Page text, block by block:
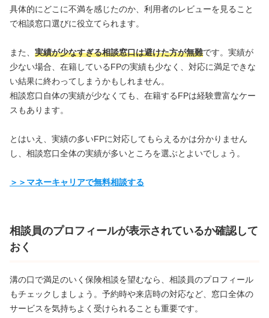
具体的にどこに不満を感じたのか、利用者のレビューを見ること
で相談窓口選びに役立てられます。
また、 実績が少なすぎる相談窓口は避けた方が無難です。実績が
少ない場合、在籍しているFPの実績も少なく、対応に満足できな
い結果に終わってしまうかもしれません。
相談窓口自体の実績が少なくても、在籍するFPは経験豊富なケー
スもあります。
とはいえ、実績の多いFPに対応してもらえるかは分かりません
し、相談窓口全体の実績が多いところを選ぶとよいでしょう。
＞＞マネーキャリアで無料相談する
相談員のプロフィールが表示されているか確認して
おく
溝の口で満足のいく保険相談を望むなら、相談員のプロフィール
もチェックしましょう。予約時や来店時の対応など、窓口全体の
サービスを気持ちよく受けられることも重要です。